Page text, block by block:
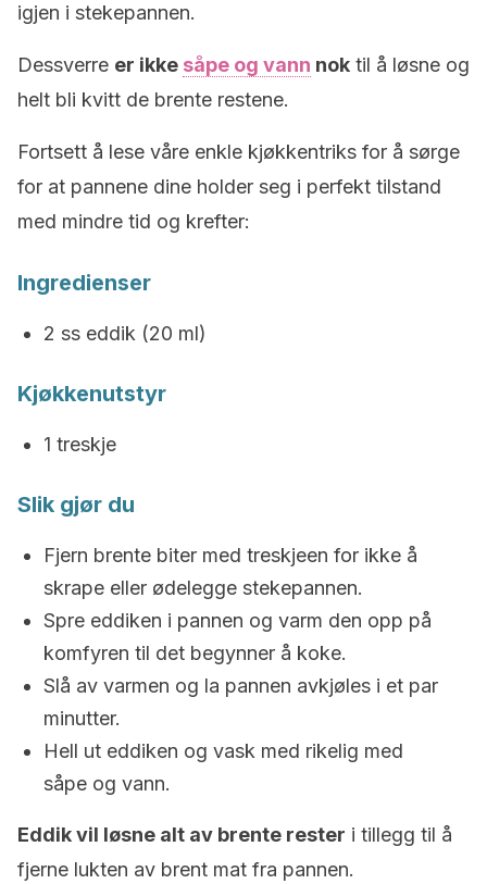
igjen i stekepannen.
Dessverre er ikke såpe og vann nok til å løsne og
helt bli kvitt de brente restene.
Fortsett å lese våre enkle kjøkkentriks for å sørge
for at pannene dine holder seg i perfekt tilstand
med mindre tid og krefter:
Ingredienser
2 ss eddik (20 ml)
Kjøkkenutstyr
1 treskje
Slik gjør du
Fjern brente biter med treskjeen for ikke å
skrape eller ødelegge stekepannen.
Spre eddiken i pannen og varm den opp på
komfyren til det begynner å koke.
Slå av varmen og la pannen avkjøles i et par
minutter.
Hell ut eddiken og vask med rikelig med
såpe og vann.
Eddik vil løsne alt av brente rester i tillegg til å
fjerne lukten av brent mat fra pannen.